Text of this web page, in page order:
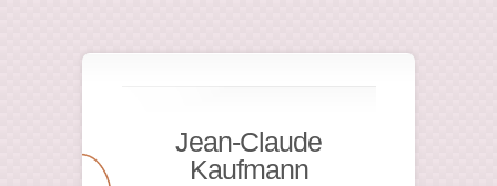
Jean-Claude
Kaufmann